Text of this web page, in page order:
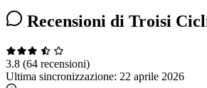
Recensioni di Troisi
3.8 (64 recensioni)
Ultima sincronizzazione: 22 aprile 2026